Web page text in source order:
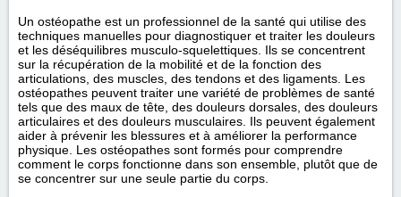
Un ostéopathe est un professionnel de la santé qui utilise des
techniques manuelles pour diagnostiquer et traiter les douleurs
et les déséquilibres musculo-squelettiques. Ils se concentrent
sur la récupération de la mobilité et de la fonction des
articulations, des muscles, des tendons et des ligaments. Les
ostéopathes peuvent traiter une variété de problèmes de santé
tels que des maux de tête, des douleurs dorsales, des douleurs
articulaires et des douleurs musculaires. Ils peuvent également
aider à prévenir les blessures et à améliorer la performance
physique. Les ostéopathes sont formés pour comprendre
comment le corps fonctionne dans son ensemble, plutôt que de
se concentrer sur une seule partie du corps.